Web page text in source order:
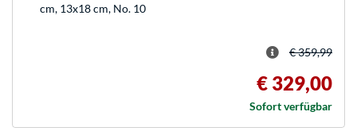
cm, 13x18 cm, No. 10
€ 359,99
€ 329,00
Sofort verfügbar